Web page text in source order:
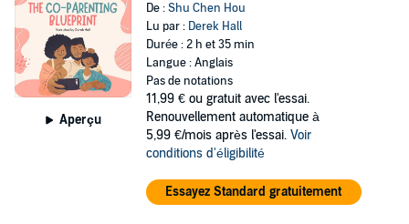
Aperçu
De :Shu Chen Hou
Lu par : Derek Hall
Durée : 2 h et 35 min
Langue : Anglais
Pas de notations
11,99 € ou gratuit avec l'essai.
Renouvellement automatique à
5,99 €/mois après l'essai. Voir
conditions d'éligibilité
Essayez Standard gratuitement